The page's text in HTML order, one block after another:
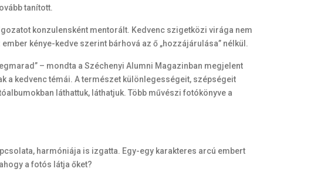
tanított.
konzulensként mentorált. Kedvenc szigetközi virága nem
kénye-kedve szerint bárhová az ő „hozzájárulása” nélkül.
– mondta a Széchenyi Alumni Magazinban megjelent
a kedvenc témái. A természet különlegességeit, szépségeit
láthattuk, láthatjuk. Több művészi fotókönyve a
harmóniája is izgatta. Egy-egy karakteres arcú embert
a fotós látja őket?